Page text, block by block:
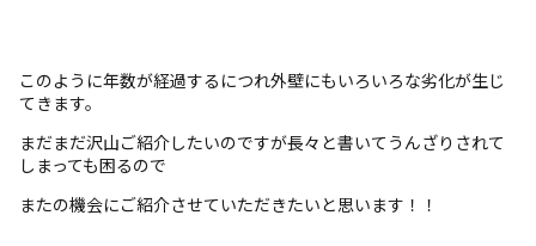
このように年数が経過するにつれ外壁にもいろいろな劣化が生じ
てきます。
まだまだ沢山ご紹介したいのですが長々と書いてうんざりされて
しまっても困るので
またの機会にご紹介させていただきたいと思います！！